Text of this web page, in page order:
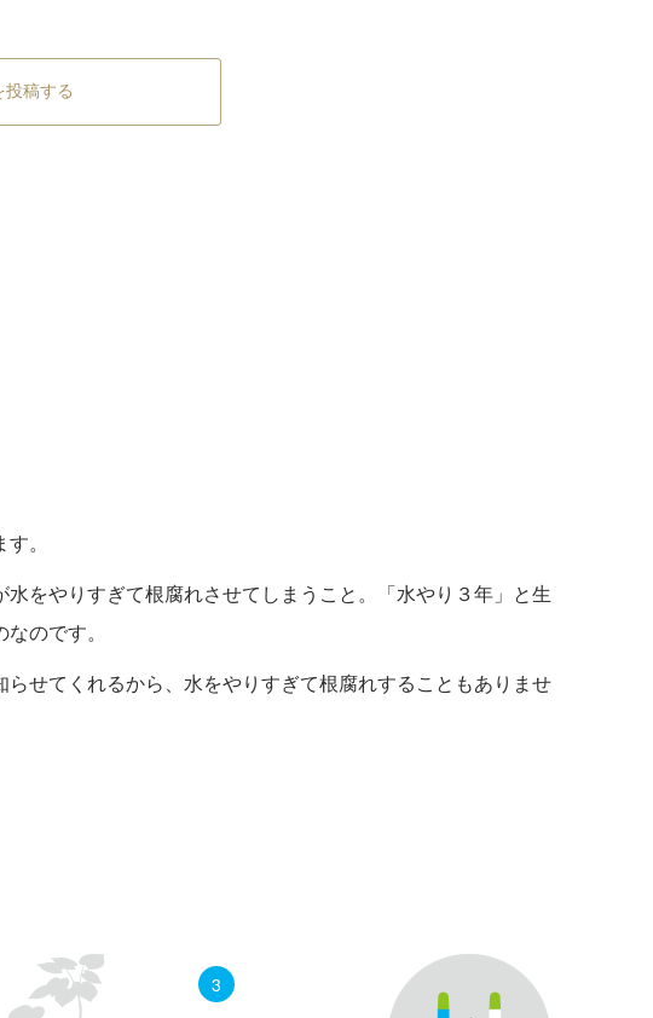
投稿する
。
をやりすぎて根腐れさせてしまうこと。「水やり３年」と生
のです。
せてくれるから、水をやりすぎて根腐れすることもありませ
3